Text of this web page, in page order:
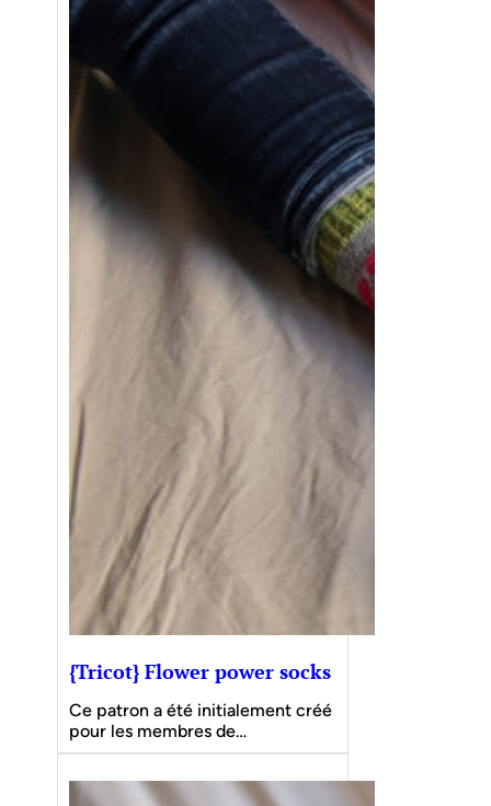
{Tricot} Flower power socks
Ce patron a été initialement créé
pour les membres de…